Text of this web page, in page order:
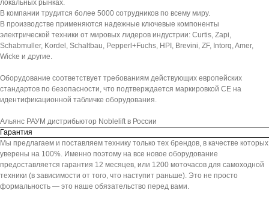
локальных рынках.
В компании трудится более 5000 сотрудников по всему миру.
В производстве применяются надежные ключевые компоненты
электрической техники от мировых лидеров индустрии: Curtis, Zapi,
Schabmuller, Kordel, Schaltbau, Pepperl+Fuchs, HPI, Brevini, ZF, Intorq, Amer,
Wicke и другие.
Оборудование соответствует требованиям действующих европейских
стандартов по безопасности, что подтверждается маркировкой СЕ на
идентификационной табличке оборудования.
Альянс РАУМ дистрибьютор Noblelift в России
Гарантия
Мы предлагаем и поставляем технику только тех брендов, в качестве которых
уверены на 100%. Именно поэтому на все новое оборудование
предоставляется гарантия 12 месяцев, или 1200 моточасов для самоходной
техники (в зависимости от того, что наступит раньше). Это не просто
формальность — это наше обязательство перед вами.